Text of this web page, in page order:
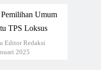
Umum
TPS Loksus
Editor Redaksi
2025